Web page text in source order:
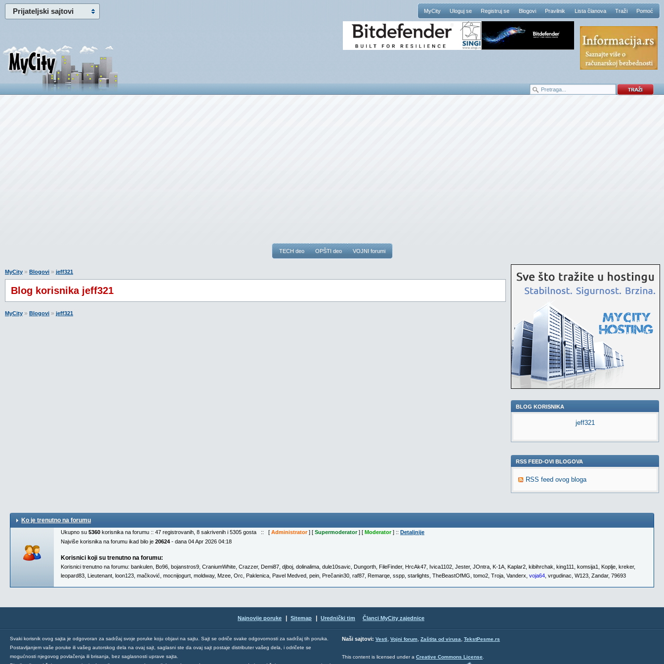
Prijateljski sajtovi MyCity Uloguj se Registruj se Blogovi Pravilnik Lista članova Traži Pomoć
TECH deo OPŠTI deo VOJNI forumi
MyCity » Blogovi » jeff321
Blog korisnika jeff321
MyCity » Blogovi » jeff321
BLOG KORISNIKA
jeff321
RSS FEED-OVI BLOGOVA
RSS feed ovog bloga
Ko je trenutno na forumu
Ukupno su 5360 korisnika na forumu :: 47 registrovanih, 8 sakrivenih i 5305 gosta :: [ Administrator] [ Supermoderator] [ Moderator] :: Detaljnije
Najviše korisnika na forumu ikad bilo je 20624 - dana 04 Apr 2026 04:18
Korisnici koji su trenutno na forumu:
Korisnici trenutno na forumu: bankulen Bo96 bojanstros9 CraniumWhite Crazzer, Demi87 djboj dolinalima dule10savic Dungorth FileFinder, HrcAk47 Ivica1102 Jester, JOntra K-1A Kaplar2 kibihrchak king111 komsija1 Koplje kreker,
leopard83 Lieutenant loon123 mačković mocnijogurt moldway, Mzee Orc Paklenica Pavel Medved pein Prečanin30 raf87 Remarqe sspp starlights TheBeastOfMG tomo2 Troja Vanderx voja64 vrgudinac W123 Zandar, 79693
Najnovije poruke Sitemap Urednički tim Članci MyCity zajednice
Svaki korisnik ovog sajta je odgovoran za sadržaj svoje poruke koju objavi na sajtu. Sajt se odriče svake odgovornosti za sadržaj tih poruka.
Postavljanjem vaše poruke ili vašeg autorskog dela na ovaj sajt, saglasni ste da ovaj sajt postaje distributer vašeg dela, i odričete se
mogućnosti njegovog povlačenja ili brisanja, bez saglasnosti uprave sajta.
Naši sajtovi: Vesti, Vojni forum, Zaštita od virusa, TekstPesme.rs
This content is licensed under a Creative Commons License